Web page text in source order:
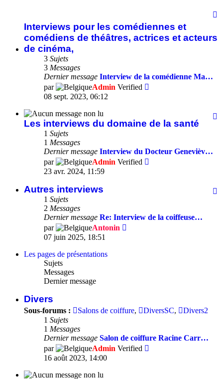
Interviews pour les comédiennes et
comédiens de théâtres, actrices et acteurs
de cinéma,
3 Sujets
3 Messages
Dernier message Interview de la comédienne Ma…
par
Admin Verified
08 sept. 2023, 06:12
Les interviews du domaine de la santé
1 Sujets
1 Messages
Dernier message Interview du Docteur Genevièv…
par
Admin Verified
23 avr. 2024, 11:59
Autres interviews
1 Sujets
2 Messages
Dernier message Re: Interview de la coiffeuse…
par
Antonin
07 juin 2025, 18:51
Les pages de présentations
Sujets
Messages
Dernier message
Divers
Sous-forums : Salons de coiffure, DiversSC,
Divers2
1 Sujets
1 Messages
Dernier message Salon de coiffure Racine Carr…
par
Admin Verified
16 août 2023, 14:00